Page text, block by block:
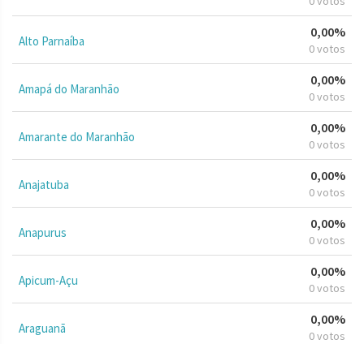
Alto Parnaíba
0,00%
0 votos
Amapá do Maranhão
0,00%
0 votos
Amarante do Maranhão
0,00%
0 votos
Anajatuba
0,00%
0 votos
Anapurus
0,00%
0 votos
Apicum-Açu
0,00%
0 votos
Araguanã
0,00%
0 votos